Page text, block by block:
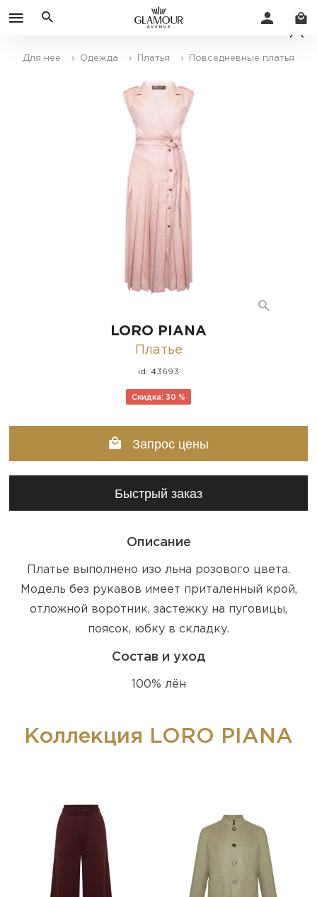
Для нее › Одежда › Платья › Повседневные платья
LORO PIANA
Платье
id: 43693
Скидка: 30 %
Запрос цены
Быстрый заказ
Описание
Платье выполнено изо льна розового цвета.
Модель без рукавов имеет приталенный крой,
отложной воротник, застежку на пуговицы,
поясок, юбку в складку.
Состав и уход
100% лён
Коллекция LORO PIANA